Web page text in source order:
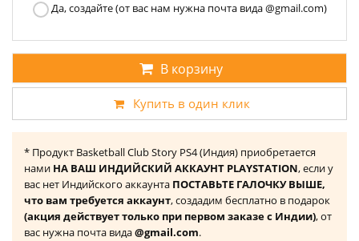
Да, создайте (от вас нам нужна почта вида @gmail.com)
В корзину
Купить в один клик
* Продукт Basketball Club Story PS4 (Индия) приобретается
нами НА ВАШ ИНДИЙСКИЙ АККАУНТ PLAYSTATION, если у
вас нет Индийского аккаунта ПОСТАВЬТЕ ГАЛОЧКУ ВЫШЕ,
что вам требуется аккаунт, создадим бесплатно в подарок
(акция действует только при первом заказе с Индии), от
вас нужна почта вида@gmail.com.